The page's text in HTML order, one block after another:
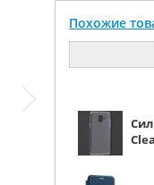
Похожие